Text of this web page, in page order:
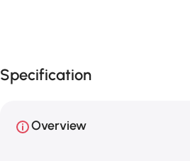
Specification
Overview